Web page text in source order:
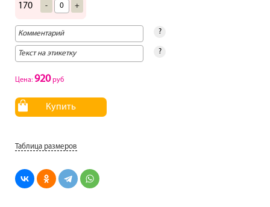
170 - +
?
?
Цена: 920руб
Купить
Таблица размеров